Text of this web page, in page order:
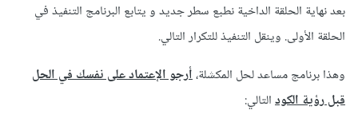
بعد نهاية الحلقة الداخية نطبع سطر جديد و يتابع البرنامج التنفيذ في
الحلقة الأولى. وينقل التنفيذ للتكرار التالي.
وهذا برنامج مساعد لحل المكشلة،أرجو الإعتماد على نفسك في الحل
قبل رؤية الكودالتالي: